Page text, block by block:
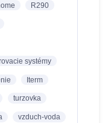
R290
systémy
Iterm
turzovka
vzduch-voda